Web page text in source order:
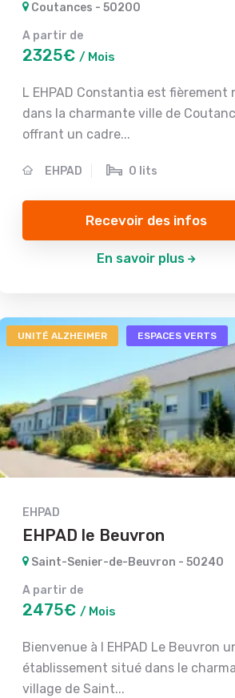
Coutances - 50200
A partir de
2325€ / Mois
L EHPAD Constantia est fièrement
dans la charmante ville de
offrant un cadre...
EHPAD 0 lits
Recevoir des infos
En savoir plus
UNITÉ ALZHEIMER ESPACES VERTS
EHPAD
EHPAD le Beuvron
Saint-Senier-de-Beuvron - 50240
A partir de
2475€ / Mois
Bienvenue à l EHPAD Le Beuvron
établissement situé dans le
village de Saint...